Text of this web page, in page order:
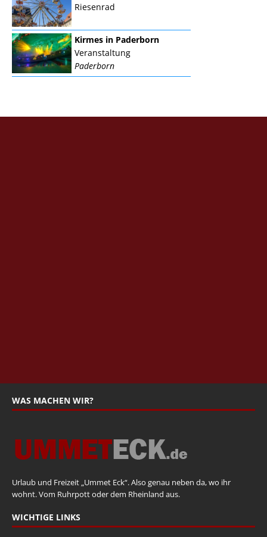
Riesenrad
Kirmes in Paderborn
Veranstaltung
Paderborn
WAS MACHEN WIR?
Urlaub und Freizeit „Ummet Eck“. Also genau neben da, wo ihr
wohnt. Vom Ruhrpott oder dem Rheinland aus.
WICHTIGE LINKS